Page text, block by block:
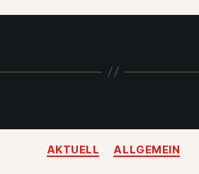
Kategorien
AKTUELL ALLGEMEIN